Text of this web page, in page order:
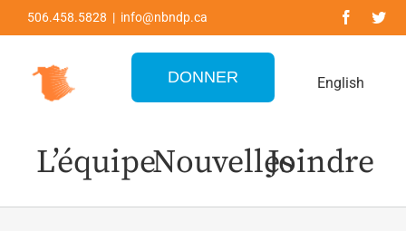
to
content
506.458.5828 | info@nbndp.ca
DONNER English
L’équipeNouvellesJoindre